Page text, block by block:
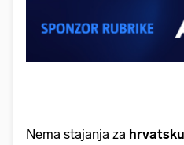
Nema stajanja za